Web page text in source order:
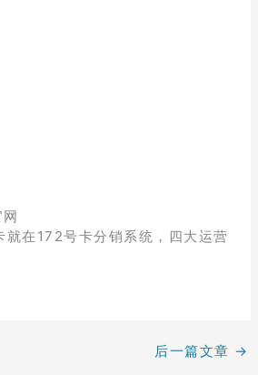
就在172号卡分销系统，四大运营
后一篇文章 →